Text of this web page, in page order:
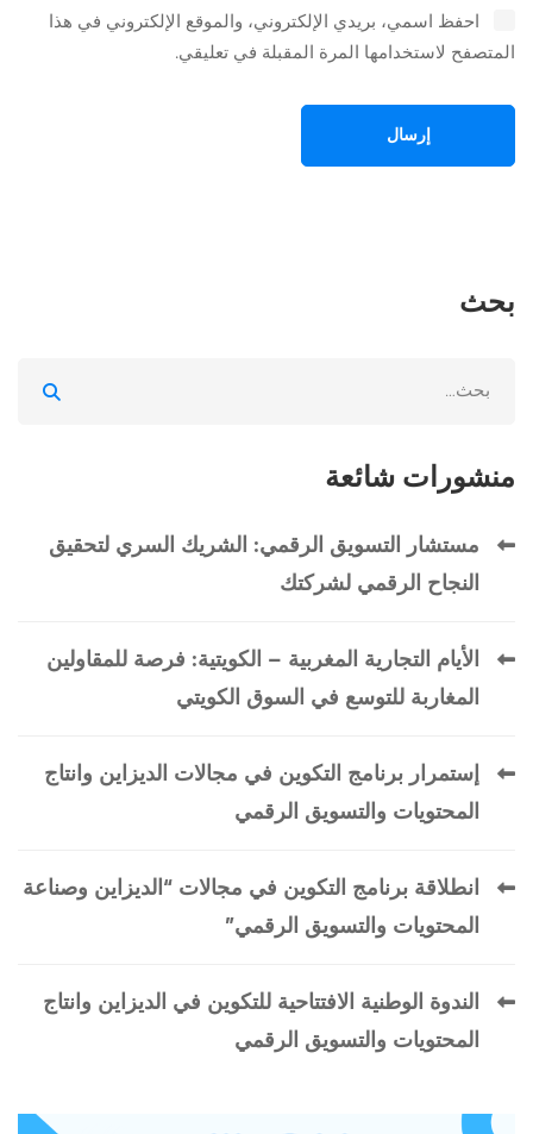
احفظ اسمي، بريدي الإلكتروني، والموقع الإلكتروني في هذا
المتصفح لاستخدامها المرة المقبلة في تعليقي.
بحث
منشورات شائعة
مستشار التسويق الرقمي: الشريك السري لتحقيق
النجاح الرقمي لشركتك
الأيام التجارية المغربية – الكويتية: فرصة للمقاولين
المغاربة للتوسع في السوق الكويتي
إستمرار برنامج التكوين في مجالات الديزاين وانتاج
المحتويات والتسويق الرقمي
انطلاقة برنامج التكوين في مجالات “الديزاين وصناعة
المحتويات والتسويق الرقمي”
الندوة الوطنية الافتتاحية للتكوين في الديزاين وانتاج
المحتويات والتسويق الرقمي